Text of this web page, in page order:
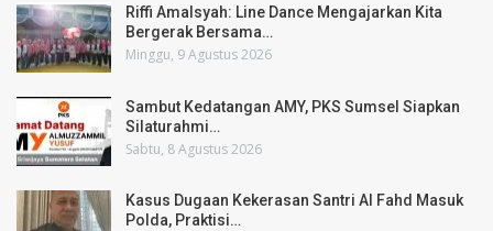
Riffi Amalsyah: Line Dance Mengajarkan Kita
Bergerak Bersama…
Minggu, 9 Agustus 2026
Sambut Kedatangan AMY, PKS Sumsel Siapkan
Silaturahmi…
Sabtu, 8 Agustus 2026
Kasus Dugaan Kekerasan Santri Al Fahd Masuk
Polda, Praktisi…